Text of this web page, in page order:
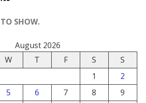
SHOW.
August 2026
W T F S
S
1
2
5 6 7 8
9